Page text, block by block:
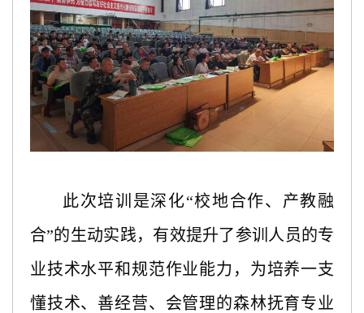
此次培训是深化“校地合作、产教融
合”的生动实践，有效提升了参训人员的专
业技术水平和规范作业能力，为培养一支
懂技术、善经营、会管理的森林抚育专业